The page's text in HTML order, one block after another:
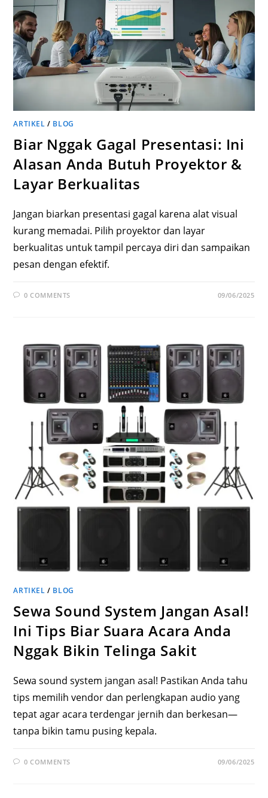
ARTIKEL / BLOG
Biar Nggak Gagal Presentasi: Ini
Alasan Anda Butuh Proyektor &
Layar Berkualitas
Jangan biarkan presentasi gagal karena alat visual
kurang memadai. Pilih proyektor dan layar
berkualitas untuk tampil percaya diri dan sampaikan
pesan dengan efektif.
0 COMMENTS 09/06/2025
ARTIKEL / BLOG
Sewa Sound System Jangan Asal!
Ini Tips Biar Suara Acara Anda
Nggak Bikin Telinga Sakit
Sewa sound system jangan asal! Pastikan Anda tahu
tips memilih vendor dan perlengkapan audio yang
tepat agar acara terdengar jernih dan berkesan—
tanpa bikin tamu pusing kepala.
0 COMMENTS 09/06/2025